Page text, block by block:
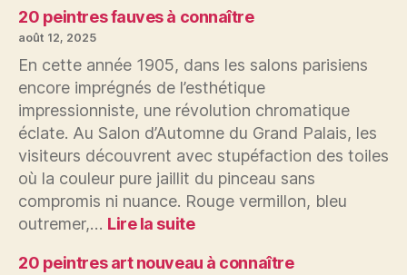
Altichiero,
maître
de
Padoue
?
20 peintres fauves à connaître
août 12, 2025
En cette année 1905, dans les salons parisiens
encore imprégnés de l’esthétique
impressionniste, une révolution chromatique
éclate. Au Salon d’Automne du Grand Palais, les
visiteurs découvrent avec stupéfaction des toiles
où la couleur pure jaillit du pinceau sans
compromis ni nuance. Rouge vermillon, bleu
outremer,… Lire la suite:
peintres
20 peintres art nouveau à connaître